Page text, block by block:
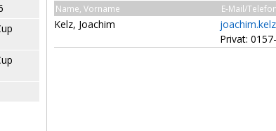
Name, Vorname E-Mail/Telefon
Kelz, Joachim
Privat: